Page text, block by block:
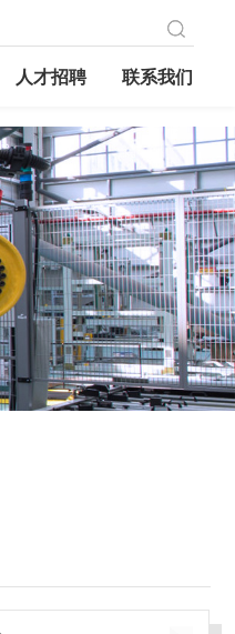
人才招聘 联系我们